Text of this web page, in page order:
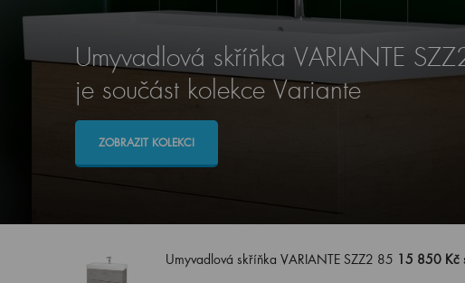
Umyvadlová skříňka VARIANTE
je součást kolekce Variante
ZOBRAZIT KOLEKCI
Umyvadlová skříňka VARIANTE SZZ2 85 15 850 Kč